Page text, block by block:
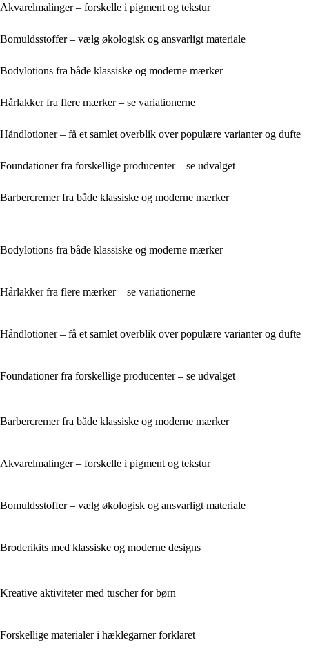
Akvarelmalinger – forskelle i pigment og tekstur
Bomuldsstoffer – vælg økologisk og ansvarligt materiale
Bodylotions fra både klassiske og moderne mærker
Hårlakker fra flere mærker – se variationerne
Håndlotioner – få et samlet overblik over populære varianter og dufte
Foundationer fra forskellige producenter – se udvalget
Barbercremer fra både klassiske og moderne mærker
Bodylotions fra både klassiske og moderne mærker
Hårlakker fra flere mærker – se variationerne
Håndlotioner – få et samlet overblik over populære varianter og dufte
Foundationer fra forskellige producenter – se udvalget
Barbercremer fra både klassiske og moderne mærker
Akvarelmalinger – forskelle i pigment og tekstur
Bomuldsstoffer – vælg økologisk og ansvarligt materiale
Broderikits med klassiske og moderne designs
Kreative aktiviteter med tuscher for børn
Forskellige materialer i hæklegarner forklaret